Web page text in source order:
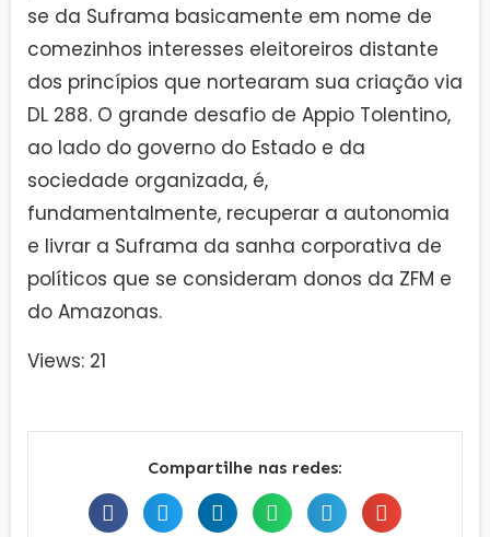
se da Suframa basicamente em nome de
comezinhos interesses eleitoreiros distante
dos princípios que nortearam sua criação via
DL 288. O grande desafio de Appio Tolentino,
ao lado do governo do Estado e da
sociedade organizada, é,
fundamentalmente, recuperar a autonomia
e livrar a Suframa da sanha corporativa de
políticos que se consideram donos da ZFM e
do Amazonas.
Views: 21
Compartilhe nas redes: